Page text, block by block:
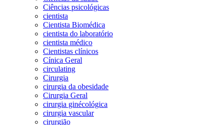
Ciências psicológicas
cientista
Cientista Biomédica
cientista do laboratório
cientista médico
Cientistas clínicos
Cínica Geral
circulating
Cirurgia
cirurgia da obesidade
Cirurgia Geral
cirurgia ginécológica
cirurgia vascular
cirurgião